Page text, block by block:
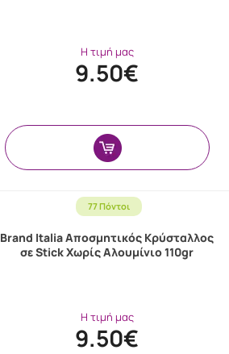
Η τιμή μας
9.50€
77 Πόντοι
Brand Italia Αποσμητικός Κρύσταλλος
σε Stick Χωρίς Αλουμίνιο 110gr
Η τιμή μας
9.50€